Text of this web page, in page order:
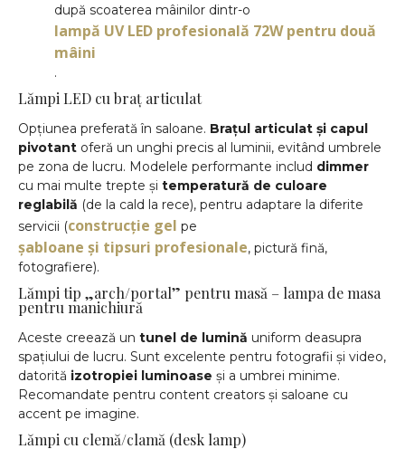
după scoaterea mâinilor dintr-o
lampă UV LED profesională 72W pentru două
mâini
.
Lămpi LED cu braț articulat
Opțiunea preferată în saloane. Brațul articulat și capul
pivotant oferă un unghi precis al luminii, evitând umbrele
pe zona de lucru. Modelele performante includ dimmer
cu mai multe trepte și temperatură de culoare
reglabilă (de la cald la rece), pentru adaptare la diferite
servicii (construcție gel pe
șabloane și tipsuri profesionale, pictură fină,
fotografiere).
Lămpi tip „arch/portal” pentru masă – lampa de masa
pentru manichiură
Aceste creează un tunel de lumină uniform deasupra
spațiului de lucru. Sunt excelente pentru fotografii și video,
datorită izotropiei luminoase și a umbrei minime.
Recomandate pentru content creators și saloane cu
accent pe imagine.
Lămpi cu clemă/clamă (desk lamp)